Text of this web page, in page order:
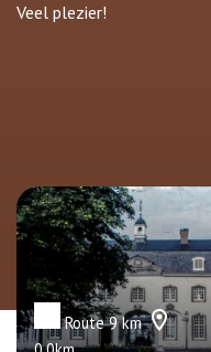
Veel plezier!
Route 9 km